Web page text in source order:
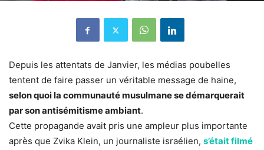
Depuis les attentats de Janvier, les médias poubelles
tentent de faire passer un véritable message de haine,
selon quoi la communauté musulmane se démarquerait
par son antisémitisme ambiant.
Cette propagande avait pris une ampleur plus importante
après que Zvika Klein, un journaliste israélien, s’était filmé